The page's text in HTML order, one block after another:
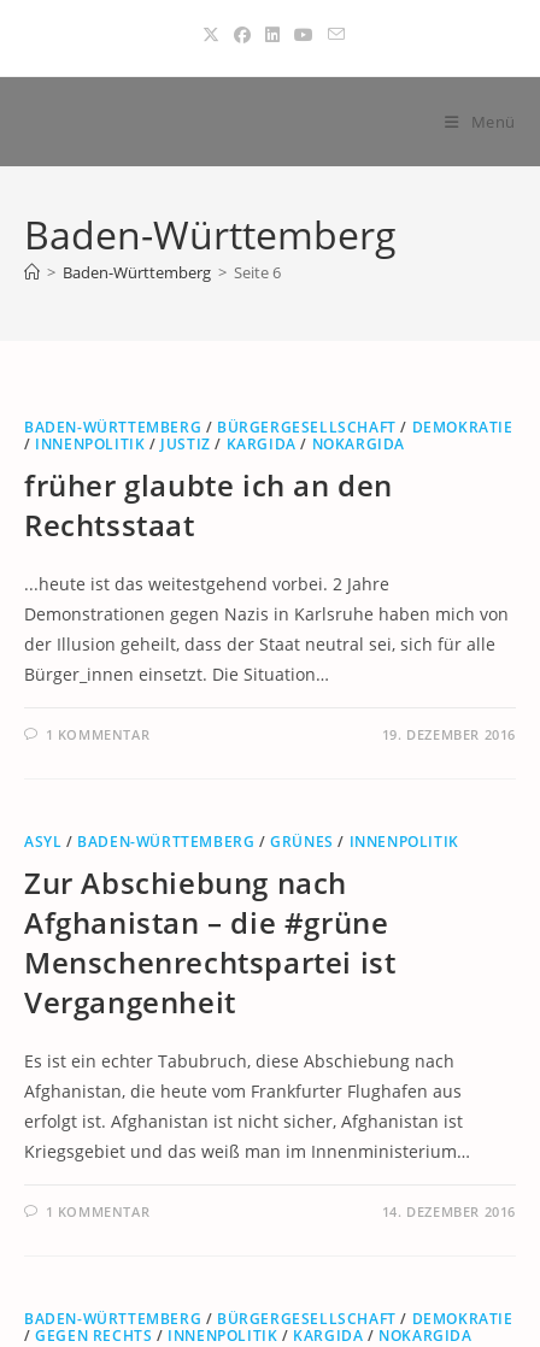
springen
Menü
Baden-Württemberg
> Baden-Württemberg > Seite 6
BADEN-WÜRTTEMBERG / BÜRGERGESELLSCHAFT / DEMOKRATIE
/ INNENPOLITIK / JUSTIZ / KARGIDA / NOKARGIDA
früher glaubte ich an den
Rechtsstaat
...heute ist das weitestgehend vorbei. 2 Jahre
Demonstrationen gegen Nazis in Karlsruhe haben mich von
der Illusion geheilt, dass der Staat neutral sei, sich für alle
Bürger_innen einsetzt. Die Situation…
1 KOMMENTAR 19. DEZEMBER 2016
ASYL / BADEN-WÜRTTEMBERG /GRÜNES / INNENPOLITIK
Zur Abschiebung nach
Afghanistan – die #grüne
Menschenrechtspartei ist
Vergangenheit
Es ist ein echter Tabubruch, diese Abschiebung nach
Afghanistan, die heute vom Frankfurter Flughafen aus
erfolgt ist. Afghanistan ist nicht sicher, Afghanistan ist
Kriegsgebiet und das weiß man im Innenministerium…
1 KOMMENTAR 14. DEZEMBER 2016
BADEN-WÜRTTEMBERG / BÜRGERGESELLSCHAFT / DEMOKRATIE
/GEGEN RECHTS / INNENPOLITIK / KARGIDA / NOKARGIDA